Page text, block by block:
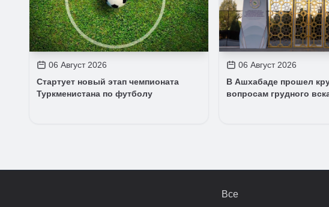
06 Август 2026
Стартует новый этап чемпионата
Туркменистана по футболу
06 Август 2026
В Ашхабаде прошел
вопросам грудного
Все